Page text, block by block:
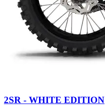
2SR - WHITE EDITION